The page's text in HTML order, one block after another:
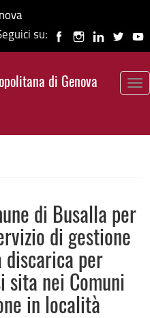
su:
di Genova
di Busalla per
di gestione
discarica per
nei Comuni
in località